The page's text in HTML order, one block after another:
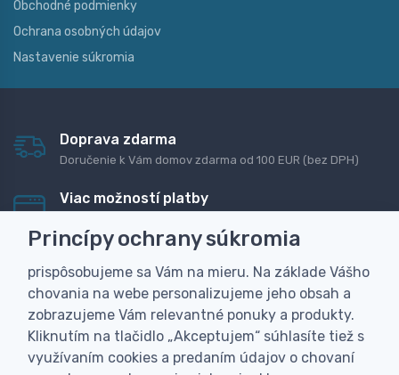
Obchodné podmienky
Ochrana osobných údajov
Nastavenie súkromia
Doprava zdarma
Doručenie k Vám domov zdarma od 100 EUR (bez DPH)
Viac možností platby
dobierku
Personalizácia
Vyrobíme Vám vlastný originálny darček
Skúsenosť
Široký sortiment, z ktorého Vám pomôžeme vybrať
Princípy ochrany súkromia
prispôsobujeme sa Vám na mieru. Na základe Vášho
chovania na webe personalizujeme jeho obsah a
zobrazujeme Vám relevantné ponuky a produkty.
Kliknutím na tlačidlo „Akceptujem“ súhlasíte tiež s
využívaním cookies a predaním údajov o chovaní